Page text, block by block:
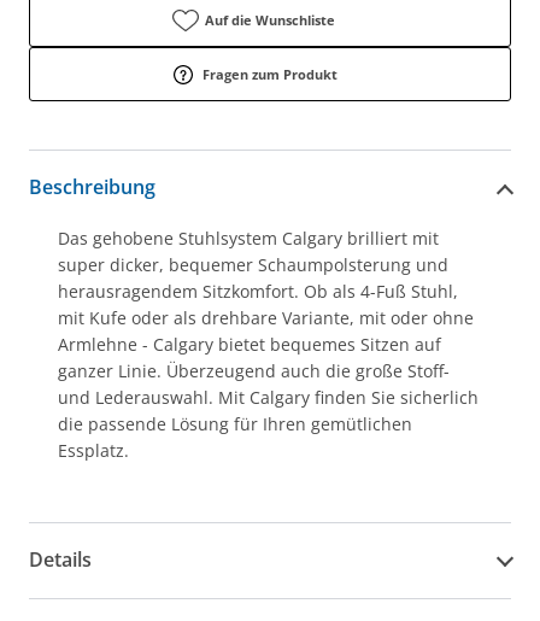
Auf die Wunschliste
Fragen zum Produkt
Beschreibung
Das gehobene Stuhlsystem Calgary brilliert mit
super dicker, bequemer Schaumpolsterung und
herausragendem Sitzkomfort. Ob als 4-Fuß Stuhl,
mit Kufe oder als drehbare Variante, mit oder ohne
Armlehne - Calgary bietet bequemes Sitzen auf
ganzer Linie. Überzeugend auch die große Stoff-
und Lederauswahl. Mit Calgary finden Sie sicherlich
die passende Lösung für Ihren gemütlichen
Essplatz.
Details